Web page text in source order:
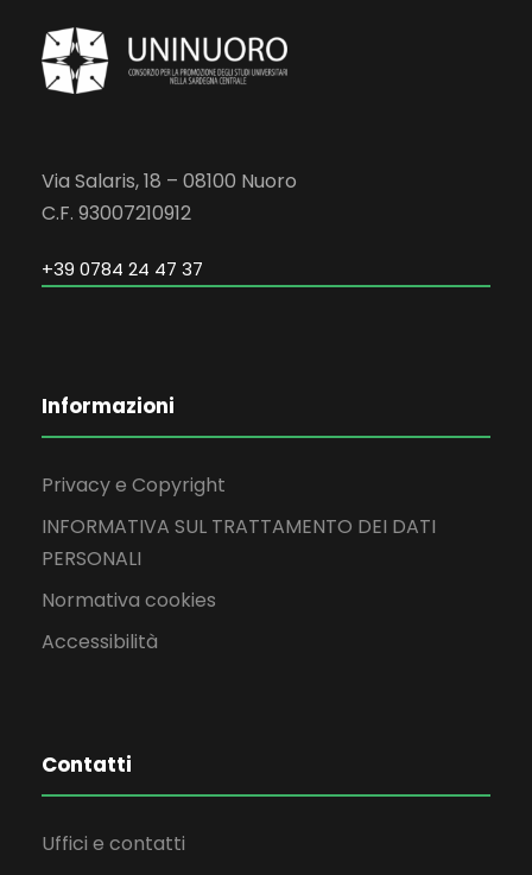
Via Salaris, 18 – 08100 Nuoro
C.F. 93007210912
+39 0784 24 47 37
Informazioni
Privacy e Copyright
INFORMATIVA SUL TRATTAMENTO DEI DATI
PERSONALI
Normativa cookies
Accessibilità
Contatti
Uffici e contatti